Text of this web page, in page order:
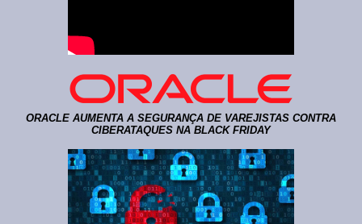
ORACLE AUMENTA A SEGURANÇA DE VAREJISTAS CONTRA
CIBERATAQUES NA BLACK FRIDAY